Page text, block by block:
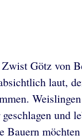
Götz von
laut,